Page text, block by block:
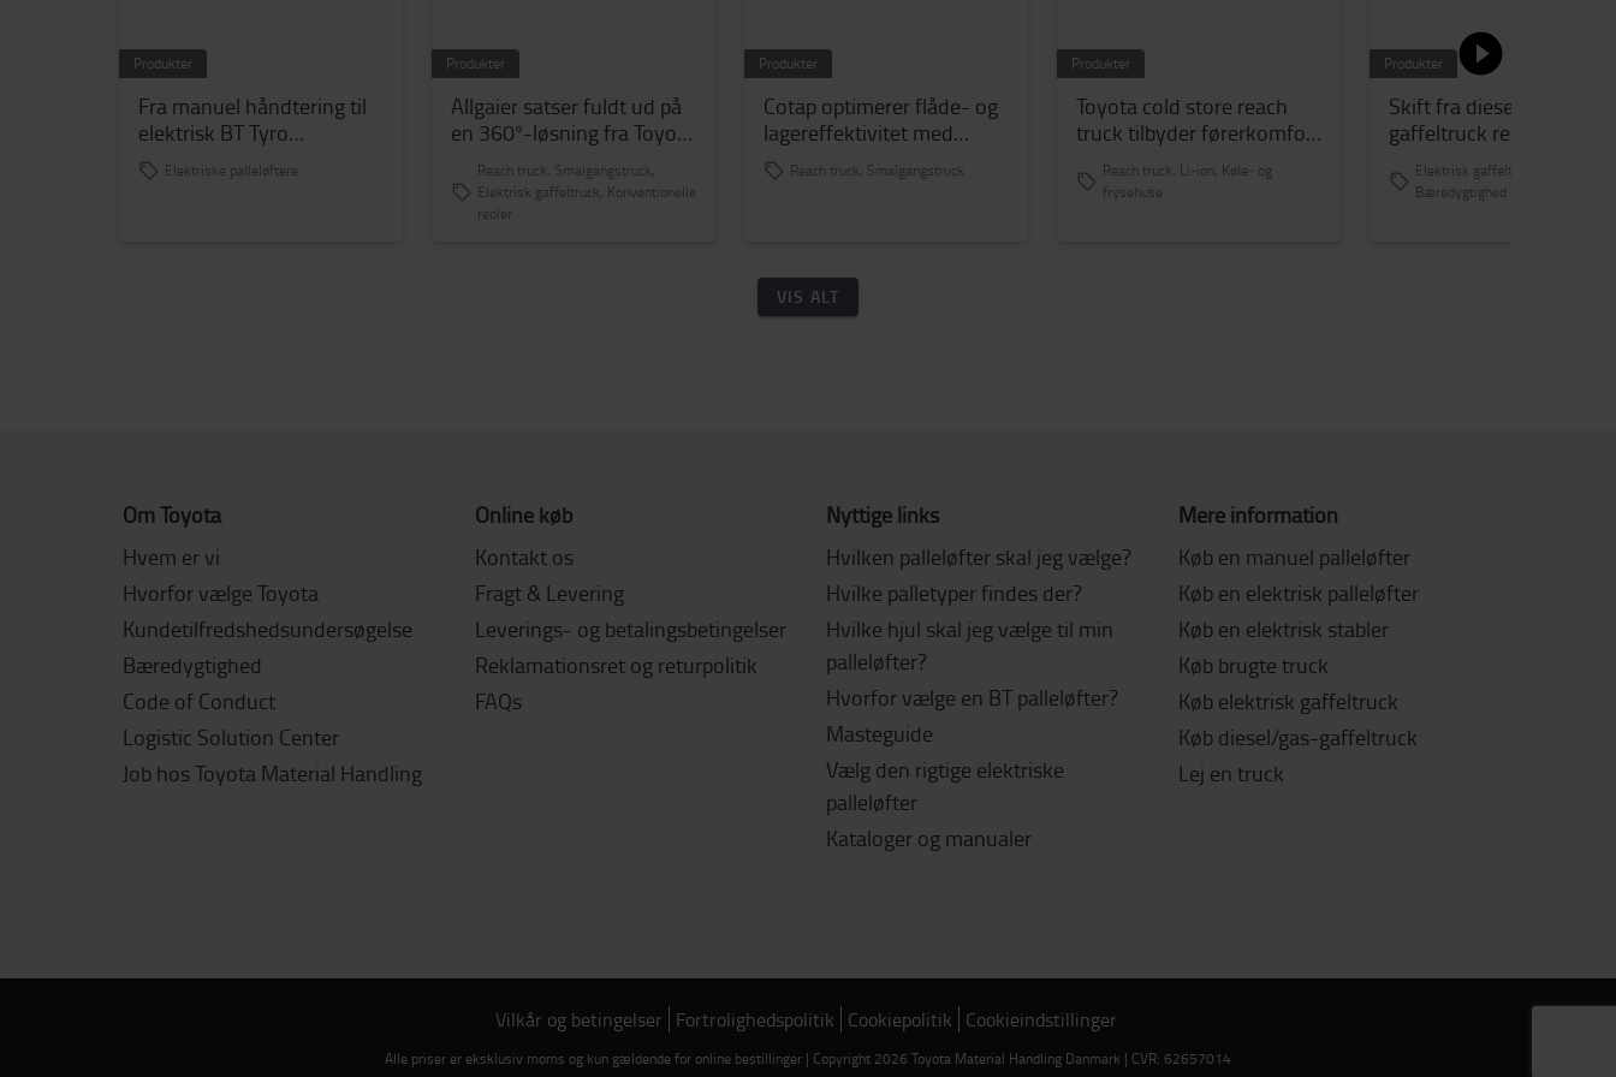
Produkter
Fra manuel håndtering til
elektrisk BT Tyro
palleløfter: mere effektiv
drift hos De Melkweg
Elektriske palleløftere
Produkter
Allgaier satser fuldt ud på
en 360°-løsning fra Toyota
Material Handling til nyt
logistikcenter.
Reach truck, Smalgangstruck,
Elektrisk gaffeltruck, Konventionelle
reoler
Produkter
Cotap optimerer flåde- og
lagereffektivitet med
ToyotaReach truck, Smalgangstruck
Produkter
Toyota cold store reach
truck tilbyder førerkomfort
hos Financière Saint-Louis
Reach truck, Li-ion, Køle- og
frysehuse
Produkter
Skift fra diesel til
gaffeltruck reducerer
Danpals CO2-aftryk med
79%
Elektrisk gaffeltruck, Li-ion,
Bæredygtighed
VIS ALT
Om Toyota
Hvem er vi
Hvorfor vælge Toyota
Kundetilfredshedsundersøgelse
Bæredygtighed
Code of Conduct
Logistic Solution Center
Job hos Toyota Material Handling
Online køb
Kontakt os
Fragt & Levering
Leverings- og betalingsbetingelser
Reklamationsret og returpolitik
FAQs
Nyttige links
Hvilken palleløfter skal jeg vælge?
Hvilke palletyper findes der?
Hvilke hjul skal jeg vælge til min
palleløfter?
Hvorfor vælge en BT palleløfter?
Masteguide
Vælg den rigtige elektriske
palleløfter
Kataloger og manualer
Mere information
Køb en manuel palleløfter
Køb en elektrisk palleløfter
Køb en elektrisk stabler
Køb brugte truck
Køb elektrisk gaffeltruck
Køb diesel/gas-gaffeltruck
Lej en truck
Vilkår og betingelser Fortrolighedspolitik Cookiepolitik Cookieindstillinger
Alle priser er eksklusiv moms og kun gældende for online bestillinger | Copyright 2026 Toyota Material Handling Danmark | CVR: 62657014